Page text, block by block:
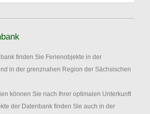
finden Sie Ferienobjekte in der
in der grenznahen Region der Sächsischen
können Sie nach Ihrer optimalen Unterkunft
der Datenbank finden Sie auch in der